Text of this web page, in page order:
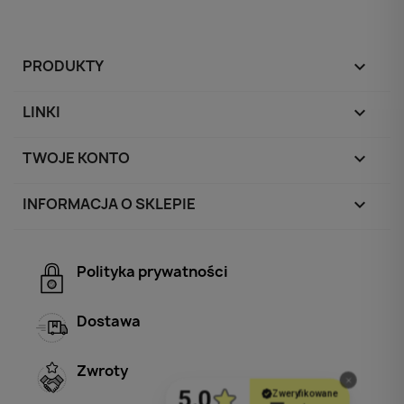
PRODUKTY 
LINKI 
TWOJE KONTO 
INFORMACJA O SKLEPIE keyboard_arrow_down
Polityka prywatności
Dostawa
Zwroty